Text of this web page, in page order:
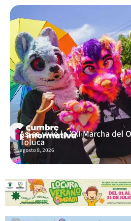
Así se vivió la XXI Marcha del
Toluca
agosto 8, 2026